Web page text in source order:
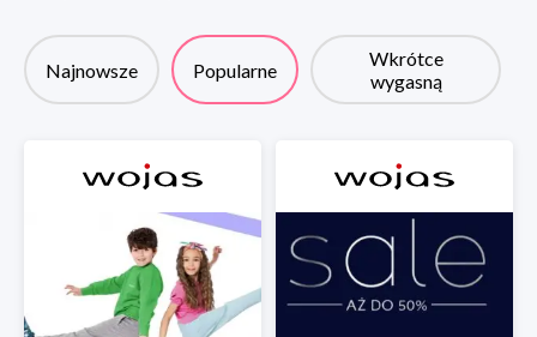
Najnowsze Popularne
Wkrótce
wygasną